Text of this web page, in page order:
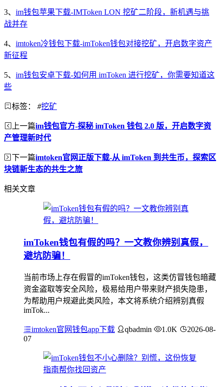
3、 im钱包苹果下载-IMToken LON 挖矿二阶段，新机遇与挑
战并存
4、 imtoken冷钱包下载-imToken钱包对接挖矿，开启数字资产
新征程
5、 im钱包安卓下载-如何用 imToken 进行挖矿，你需要知道这
些
标签： #挖矿
上一篇im钱包官方-探秘 imToken 钱包 2.0 版，开启数字资
产管理新时代
下一篇imtoken官网正版下载-从 imToken 到共生币，探索区
块链新生态的共生之旅
相关文章
imToken钱包有假的吗？一文教你辨别真假，
避坑防骗！
当前市场上存在假冒的imToken钱包，这类仿冒钱包暗藏
资金盗取等安全风险，极易给用户带来财产损失隐患，
为帮助用户规避此类风险，本文将系统介绍辨别真假
imTok...
imtoken官网钱包app下载 qbadmin 1.0K
2026-08-
07